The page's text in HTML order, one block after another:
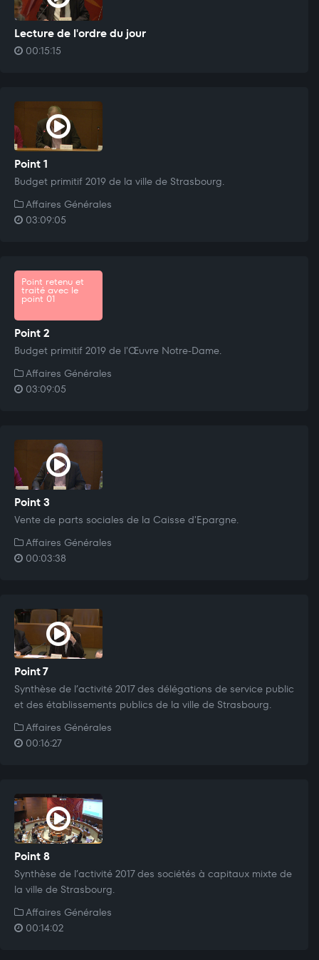
Lecture de l'ordre du jour
00:15:15
Point 1
Budget primitif 2019 de la ville de Strasbourg.
Affaires Générales
03:09:05
Point retenu et
traité avec le
point 01
Point 2
Budget primitif 2019 de l'Œuvre Notre-Dame.
Affaires Générales
03:09:05
Point 3
Vente de parts sociales de la Caisse d'Epargne.
Affaires Générales
00:03:38
Point 7
Synthèse de l’activité 2017 des délégations de service public
et des établissements publics de la ville de Strasbourg.
Affaires Générales
00:16:27
Point 8
Synthèse de l’activité 2017 des sociétés à capitaux mixte de
la ville de Strasbourg.
Affaires Générales
00:14:02